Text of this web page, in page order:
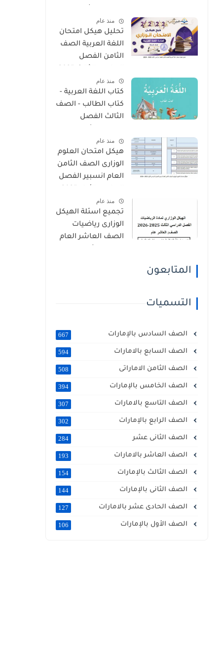
- 2026
منذ عام
تحليل هيكل امتحان
اللغة العربية الصف
الثامن الفصل
- 2026
منذ عام
كتاب اللغة العربية -
كتاب الطالب - الصف
الثالث الفصل
2026 منهج الإماراتمنذ عام
هيكل امتحان العلوم
الوزارى الصف الثامن
العام انسبير الفصل
2026منذ عام
تجميع اسئلة الهيكل
الوزارى رياضيات
الصف العاشر العام
المتابعون
التسميات
الصف السادس بالإمارات 667
الصف السابع بالامارات 594
الصف الثامن الاماراتى 508
الصف الخامس بالإمارات 394
الصف التاسع بالامارات 307
الصف الرابع بالإمارات 302
الصف الثانى عشر 284
الصف العاشر بالامارات 193
الصف الثالث بالإمارات 154
الصف الثانى بالإمارات 144
الصف الحادى عشر بالامارات 127
الصف الأول بالإمارات 106